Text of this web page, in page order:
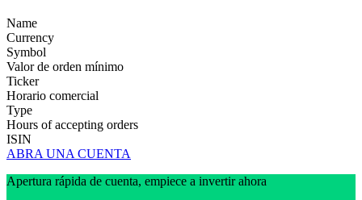
Name
Currency
Symbol
Valor de orden mínimo
Ticker
Horario comercial
Type
Hours of accepting orders
ISIN
ABRA UNA CUENTA
Apertura rápida de cuenta, empiece a invertir ahora